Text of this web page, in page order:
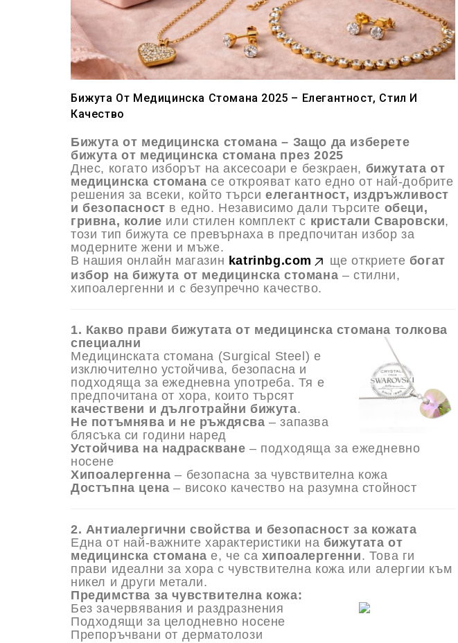
Бижута От Медицинска Стомана 2025 – Елегантност, Стил И
Качество
Бижута от медицинска стомана – Защо да изберете
бижута от медицинска стомана през 2025
Днес, когато изборът на аксесоари е безкраен, бижутата от
медицинска стомана се открояват като едно от най-добрите
решения за всеки, който търсиелегантност, издръжливост
и безопасност в едно. Независимо дали търсите обеци,
гривна, колие или стилен комплект с кристали Сваровски,
този тип бижута се превърнаха в предпочитан избор за
модерните жени и мъже.
В нашия онлайн магазин katrinbg.com ще откриете богат
избор на бижута от медицинска стомана – стилни,
хипоалергенни и с безупречно качество.
1. Какво прави бижутата от медицинска стомана толкова
специални
Медицинската стомана (Surgical Steel) е
изключително устойчива, безопасна и
подходяща за ежедневна употреба. Тя е
предпочитана от хора, които търсят
качествени и дълготрайни бижута.
Не потъмнява и не ръждясва – запазва
блясъка си години наред
Устойчива на надраскване – подходяща за ежедневно
носене
Хипоалергенна – безопасна за чувствителна кожа
Достъпна цена – високо качество на разумна стойност
2. Антиалергични свойства и безопасност за кожата
Една от най-важните характеристики на бижутата от
медицинска стомана е, че са хипоалергенни. Това ги
прави идеални за хора с чувствителна кожа или алергии към
никел и други метали.
Предимства за чувствителна кожа:
Без зачервявания и раздразнения
Подходящи за целодневно носене
Препоръчвани от дерматолози